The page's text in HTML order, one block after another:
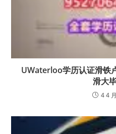
UWaterloo学历认证滑铁
滑大
4 4